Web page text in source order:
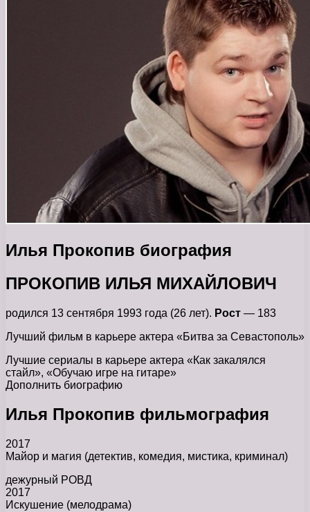
Илья Прокопив биография
ПРОКОПИВ ИЛЬЯ МИХАЙЛОВИЧ
родился 13 сентября 1993 года (26 лет). Рост — 183
Лучший фильм в карьере актера «Битва за Севастополь»
Лучшие сериалы в карьере актера «Как закалялся
стайл», «Обучаю игре на гитаре»
Дополнить биографию
Илья Прокопив фильмография
2017
Майор и магия (детектив, комедия, мистика, криминал)
дежурный РОВД
2017
Искушение (мелодрама)